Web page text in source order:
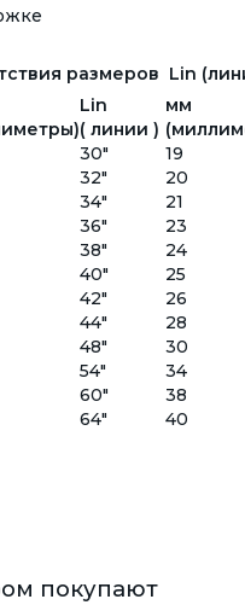
размеров Lin
Lin
мм
( линии )
30"
19
32"
20
34"
21
36"
23
38"
24
40"
25
42"
26
44"
28
48"
30
54"
34
60"
38
64" 40
покупают